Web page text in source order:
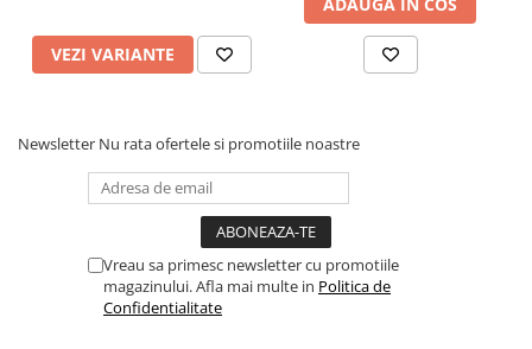
VEZI VARIANTE
Newsletter Nu rata ofertele si promotiile noastre
Vreau sa primesc newsletter cu promotiile
magazinului. Afla mai multe in Politica de
Confidentialitate